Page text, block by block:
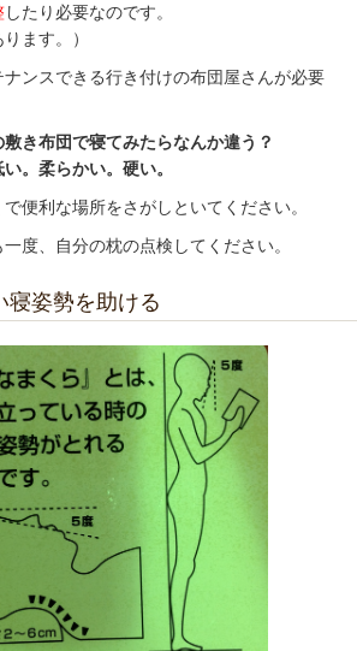
したり必要なのです。
ます。）
ンスできる行き付けの布団屋さんが必要
き布団で寝てみたらなんか違う？
。柔らかい。硬い。
便利な場所をさがしといてください。
一度、自分の枕の点検してください。
寝姿勢を助ける